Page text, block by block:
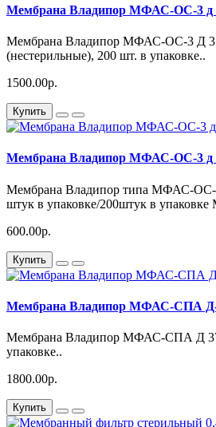
Мембрана Владипор МФАС-ОС-3 д
Мембрана Владипор МФАС-ОС-3 Д
(нестерильные), 200 шт. в упаковке..
1500.00р.
Купить
Мембрана Владипор МФАС-ОС-3 д
Мембрана Владипор типа МФАС-ОС-
штук в упаковке/200штук в
600.00р.
Купить
Мембрана Владипор МФАС-СПА
Мембрана Владипор МФАС-СПА Д
упаковке..
1800.00р.
Купить